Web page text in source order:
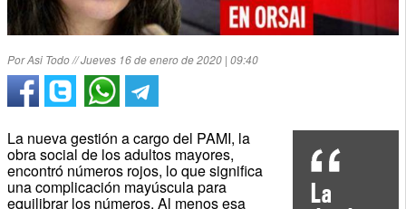
Por Asi Todo // Jueves 16 de enero de 2020 | 09:40
La
La nueva gestión a cargo del PAMI, la
obra social de los adultos mayores,
encontró números rojos, lo que significa
una complicación mayúscula para
equilibrar los números. Al menos esa